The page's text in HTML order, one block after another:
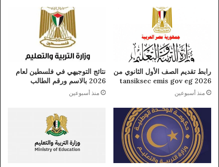
رابط تقديم الصف الأول الثانوي من
tansiksec emis gov eg 2026
منذ أسبوعين
نتائج التوجيهي في فلسطين لعام
2026 بالاسم ورقم الطالب
منذ أسبوعين